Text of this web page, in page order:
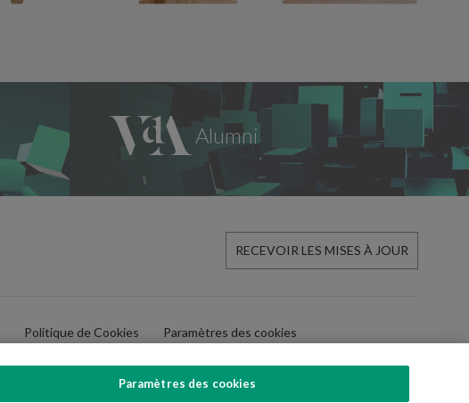
RECEVOIR LES MISES À JOUR
Politique de Cookies Paramètres des cookies
Paramètres des cookies